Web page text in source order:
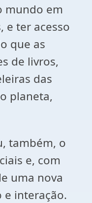
mundo em
e ter acesso
que as
de livros,
das
planeta,
também, o
e, com
uma nova
e interação.